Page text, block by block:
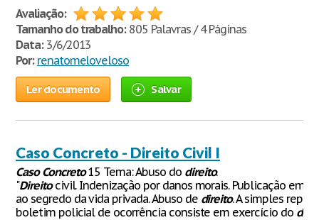
Avaliação:
Tamanho do trabalho:805 Palavras / 4 Páginas
Data:3/6/2013
Por: renatomeloveloso
Ler documento Salvar
Caso Concreto - Direito Civil I
Caso Concreto15 Tema: Abuso do direito.
"Direitocivil. Indenização por danos morais. Publicação em
ao segredo da vida privada. Abuso de direito. A simples
boletim policial de ocorrência consiste em exercício do